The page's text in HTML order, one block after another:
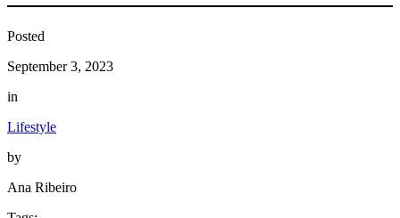
Posted
September 3, 2023
in
Lifestyle
by
Ana Ribeiro